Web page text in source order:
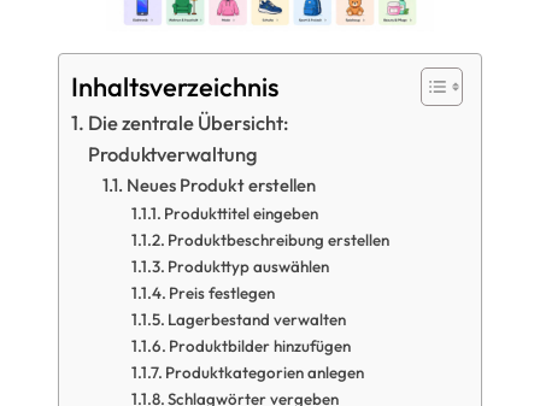
Inhaltsverzeichnis
Die zentrale Übersicht:
Produktverwaltung
Neues Produkt erstellen
Produkttitel eingeben
Produktbeschreibung erstellen
Produkttyp auswählen
Preis festlegen
Lagerbestand verwalten
Produktbilder hinzufügen
Produktkategorien anlegen
Schlagwörter vergeben